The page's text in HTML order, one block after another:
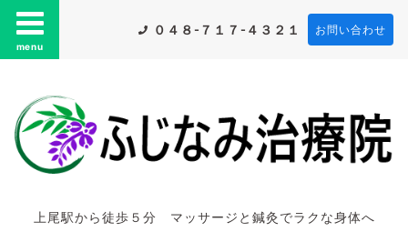
menu
０４８-７１７-４３２１ お問い合わせ
上尾駅から徒歩５分 マッサージと鍼灸でラクな身体へ